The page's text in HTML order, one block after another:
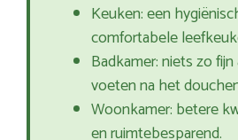
Keuken: een
comfortabele
Badkamer: niets zo
voeten na het
Woonkamer: betere
en ruimtebesparend.